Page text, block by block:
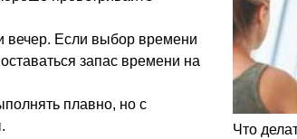
вечер. Если выбор времени
запас времени на
плавно, но с
Что